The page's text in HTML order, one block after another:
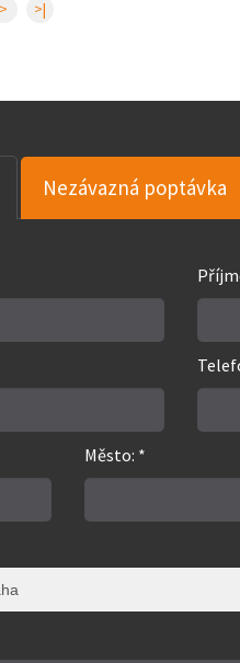
> >|
Nezávazná poptávka
Město: *